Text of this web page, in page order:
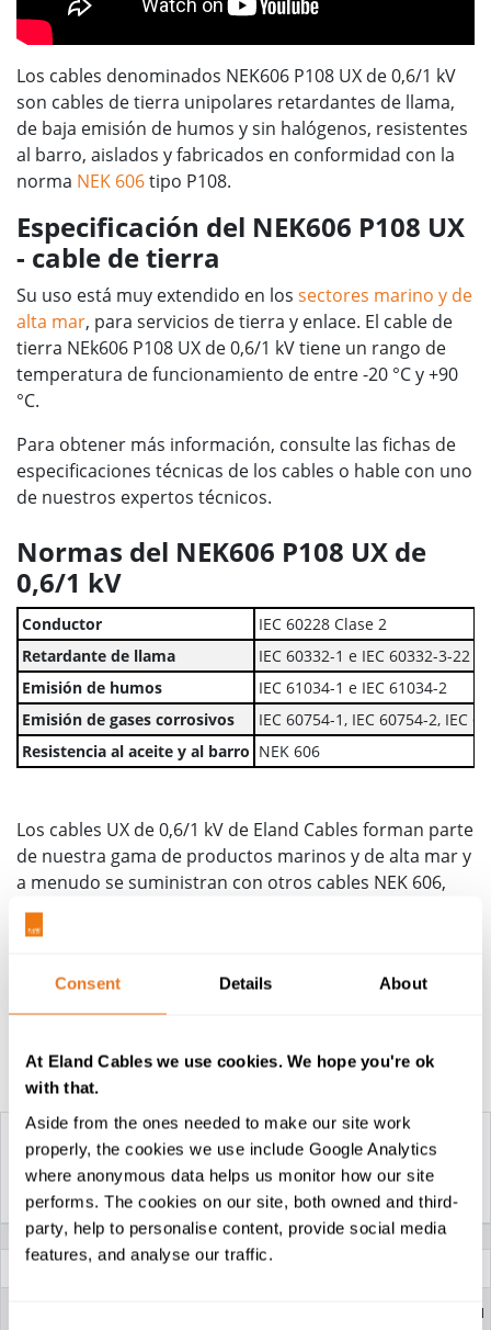
Consent Details About
At Eland Cables we use cookies. We hope you're ok
with that.
Aside from the ones needed to make our site work
properly, the cookies we use include Google Analytics
where anonymous data helps us monitor how our site
performs. The cookies on our site, both owned and third-
party, help to personalise content, provide social media
features, and analyse our traffic.
Los cables denominados NEK606 P108 UX de 0,6/1 kV
son cables de tierra unipolares retardantes de llama,
de baja emisión de humos y sin halógenos, resistentes
al barro, aislados y fabricados en conformidad con la
norma NEK 606tipo P108.
Especificación del NEK606 P108 UX
- cable de tierra
Su uso está muy extendido en los sectores marino y de
alta mar, para servicios de tierra y enlace. El cable de
tierra NEk606 P108 UX de 0,6/1 kV tiene un rango de
temperatura de funcionamiento de entre -20 °C y +90
°C.
Para obtener más información, consulte las fichas de
especificaciones técnicas de los cables o hable con uno
de nuestros expertos técnicos.
Normas del NEK606 P108 UX de
0,6/1 kV
Conductor
IEC 60228 Clase 2
Retardante de llama
IEC 60332-1 e IEC 60332-3-22
Emisión de humos
IEC 61034-1 e IEC 61034-2
Emisión de gases corrosivos
IEC 60754-1, IEC 60754-2, IEC
Resistencia al aceite y al barro NEK 606
Los cables UX de 0,6/1 kV de Eland Cables forman parte
de nuestra gama de productos marinos y de alta mar y
a menudo se suministran con otros cables NEK 606,
como el
marinos y de alta mar, nuestro equipo técnico estará
cables y logística.
Tabla de construcción
CABLE DE TIERRA UX DE
NEK606 P108 0.6/1KV
TENSIÓN NOMINAL
0.6/1kV
CONDUCTOR
de llama, sin halógenos y resistente al